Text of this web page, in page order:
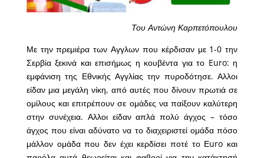
Του Αντώνη Καρπετόπουλου
Με την πρεμιέρα των Αγγλων που κέρδισαν με 1-0 την
Σερβία ξεκινά και επισήμως η κουβέντα για το Euro: η
εμφάνιση της Εθνικής Αγγλίας την πυροδότησε. Αλλοι
είδαν μια μεγάλη νίκη, από αυτές που δίνουν πρωτιά σε
ομίλους και επιτρέπουν σε ομάδες να παίξουν καλύτερη
στην συνέχεια. Αλλοι είδαν απλά πολύ άγχος – τόσο
άγχος που είναι αδύνατο να το διαχειριστεί ομάδα πόσο
μάλλον ομάδα που δεν έχει κερδίσει ποτέ το Εuro και